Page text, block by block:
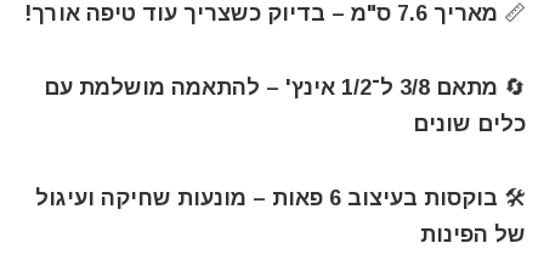
📏 מאריך 7.6 ס"מ – בדיוק כשצריך עוד טיפה אורך!
🔄 מתאם 3/8 ל־1/2 אינץ' – להתאמה מושלמת עם
כלים שונים
🛠 בוקסות בעיצוב 6 פאות – מונעות שחיקה ועיגול
של הפינות